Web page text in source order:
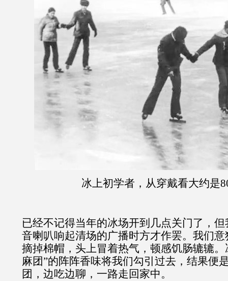
冰上初学者，从穿戴看大约是
已经不记得当年的冰场开到几点关门了，
音喇叭响起清场的广播时方才作罢。我们
摘掉棉帽，头上冒着热气，顿感饥肠辘辘
麻团”的阵阵香味将我们勾引过去，结果便
团，边吃边聊，一路走回家中。